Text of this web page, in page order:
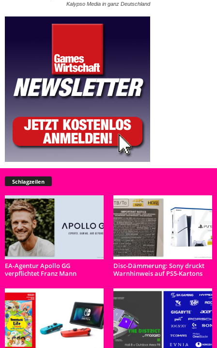
Kalypso Media in ganz Deutschland
Schlagzeilen
EA-Agentur Apollo GG
verpflichtet Franz Mann
Disc-Dämmerung: Sony druckt
Warnhinweis auf PS5-Kartons